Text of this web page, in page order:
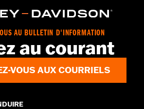
tous les détails
AU BULLETIN D'INFORMATION
au courant
VOUS AUX COURRIELS